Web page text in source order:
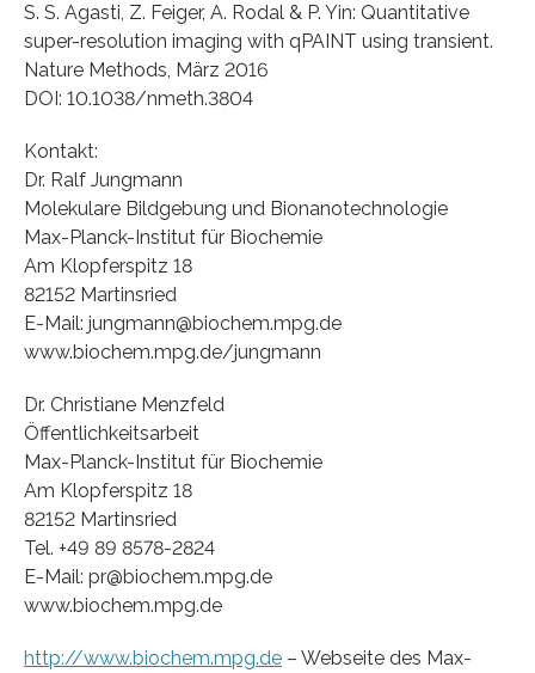
S. S. Agasti, Z. Feiger, A. Rodal & P. Yin: Quantitative
super-resolution imaging with qPAINT using transient.
Nature Methods, März 2016
DOI: 10.1038/nmeth.3804
Kontakt:
Dr. Ralf Jungmann
Molekulare Bildgebung und Bionanotechnologie
Max-Planck-Institut für Biochemie
Am Klopferspitz 18
82152 Martinsried
E-Mail: jungmann@biochem.mpg.de
www.biochem.mpg.de/jungmann
Dr. Christiane Menzfeld
Öffentlichkeitsarbeit
Max-Planck-Institut für Biochemie
Am Klopferspitz 18
82152 Martinsried
Tel. +49 89 8578-2824
E-Mail: pr@biochem.mpg.de
www.biochem.mpg.de
http://www.biochem.mpg.de – Webseite des Max-